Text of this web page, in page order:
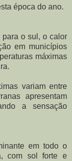
época do ano.
para o sul, o calor
em municípios
máximas
variam entre
apresentam
a sensação
em todo o
com sol forte e